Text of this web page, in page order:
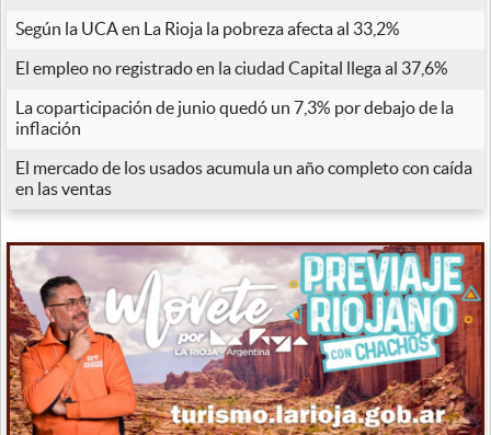
Según la UCA en La Rioja la pobreza afecta al 33,2%
El empleo no registrado en la ciudad Capital llega al 37,6%
La coparticipación de junio quedó un 7,3% por debajo de la
inflación
El mercado de los usados acumula un año completo con caída
en las ventas